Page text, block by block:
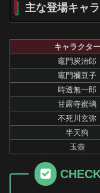
主な登場キャ
キャラクター
竈門炭治郎
竈門禰豆子
時透無一郎
甘露寺蜜璃
不死川玄弥
半天狗
玉壺